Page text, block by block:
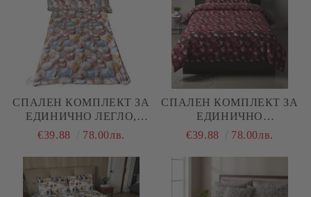
СПАЛЕН КОМПЛЕКТ ЗА
ЕДИНИЧНО ЛЕГЛО,
НЕЖНИ МИДИ, 100%
ЧАСТИ
€39.88 78.00лв.
СПАЛЕН КОМПЛЕКТ ЗА
ЕДИНИЧНО
ЛЕГЛО,ЧЕРВЕНИ РОЗИ ,
РАНФОРС, 3 ЧАСТИ
€39.88 78.00лв.